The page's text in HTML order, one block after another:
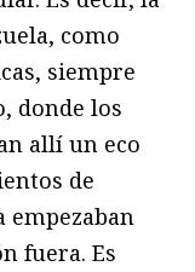
como
siempre
donde los
allí un eco
de
fuera. Es